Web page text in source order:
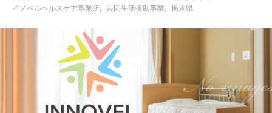
イノベルヘルスケア事業所 共同生活援助事業 栃木県